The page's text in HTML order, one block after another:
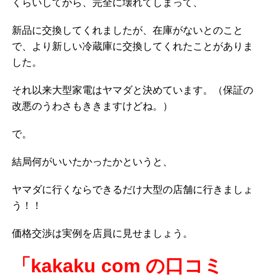
くらいしてから、完全に壊れてしまって、
新品に交換してくれましたが、在庫がないとのこと
で、より新しい冷蔵庫に交換してくれたことがありま
した。
それ以来大型家電はヤマダと決めています。（保証の
改悪のうわさもききますけどね。）
で。
結局何がいいたかったかというと、
ヤマダに行くならできるだけ大型の店舗に行きましょ
う！！
価格交渉は実例を店員に見せましょう。
「kakaku com の口コミ